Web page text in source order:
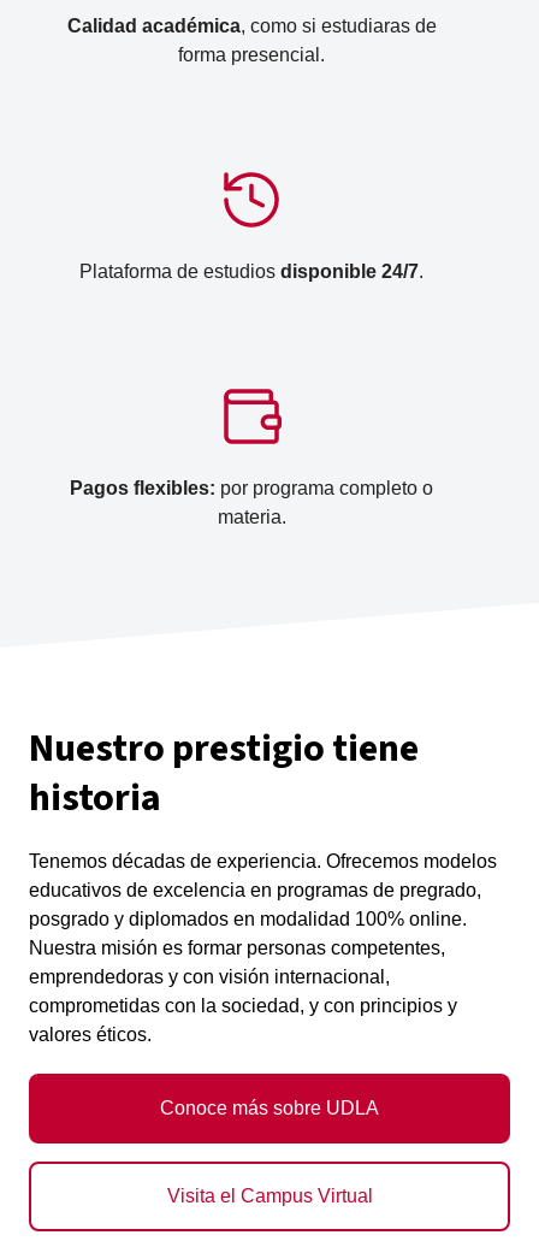
Calidad académica, como si estudiaras de
forma presencial.
Plataforma de estudios disponible 24/7.
Pagos flexibles: por programa completo o
materia.
Nuestro prestigio tiene
historia
Tenemos décadas de experiencia. Ofrecemos modelos
educativos de excelencia en programas de pregrado,
posgrado y diplomados en modalidad 100% online.
Nuestra misión es formar personas competentes,
emprendedoras y con visión internacional,
comprometidas con la sociedad, y con principios y
valores éticos.
Visita el Campus Virtual
Conoce más sobre UDLA